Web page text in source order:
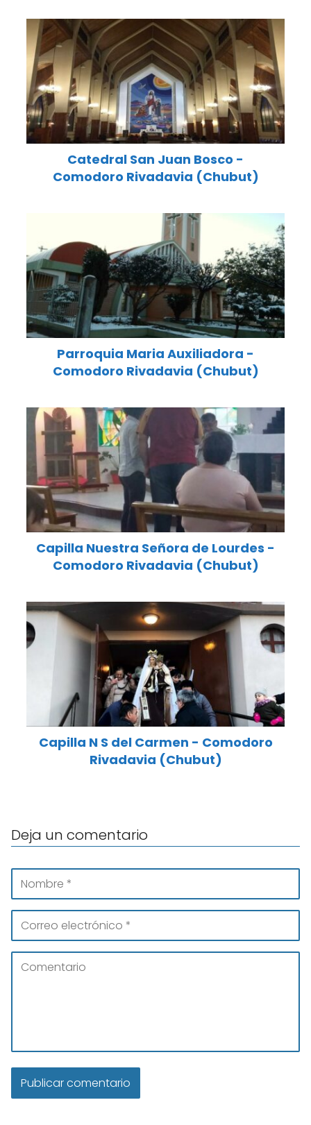
Catedral San Juan Bosco -
Comodoro Rivadavia (Chubut)
Parroquia Maria Auxiliadora -
Comodoro Rivadavia (Chubut)
Capilla Nuestra Señora de Lourdes -
Comodoro Rivadavia (Chubut)
Capilla N S del Carmen - Comodoro
Rivadavia (Chubut)
Deja un comentario